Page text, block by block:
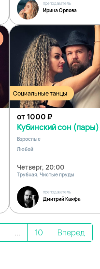
преподаватель
Ирина Орлова
Социальные танцы
от 1000₽
Кубинский сон (пары)
Взрослые
Любой
Четверг, 20:00
Трубная, Чистые пруды
преподаватель
Дмитрий Каяфа
... 10 Вперед